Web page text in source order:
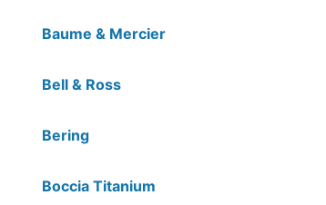
Baume & Mercier
Bell & Ross
Bering
Boccia Titanium